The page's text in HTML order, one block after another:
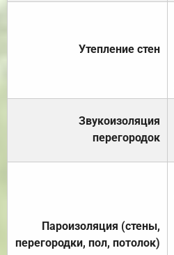
Утепление стен
Звукоизоляция
перегородок
Пароизоляция (стены,
перегородки, пол, потолок)